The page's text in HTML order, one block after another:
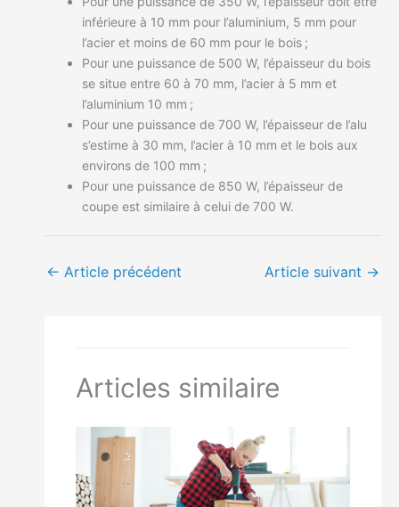
inférieure à 10 mm pour l’aluminium, 5 mm pour
l’acier et moins de 60 mm pour le bois ;
Pour une puissance de 500 W, l’épaisseur du bois
se situe entre 60 à 70 mm, l’acier à 5 mm et
l’aluminium 10 mm ;
Pour une puissance de 700 W, l’épaisseur de l’alu
s’estime à 30 mm, l’acier à 10 mm et le bois aux
environs de 100 mm ;
Pour une puissance de 850 W, l’épaisseur de
coupe est similaire à celui de 700 W.
← Article précédent Article suivant →
Articles similaire